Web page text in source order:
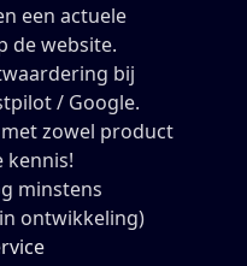
een actuele
de website.
bij
/ Google.
zowel product
kennis!
minstens
ontwikkeling)